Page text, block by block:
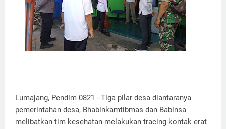
Lumajang, Pendim 0821 - Tiga pilar desa diantaranya
pemerintahan desa, Bhabinkamtibmas dan Babinsa
melibatkan tim kesehatan melakukan tracing kontak erat